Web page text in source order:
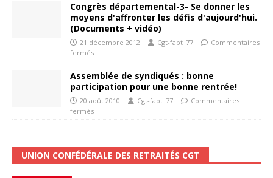
Congrès départemental-3- Se donner les
moyens d'affronter les défis d'aujourd'hui.
(Documents + vidéo)
21 décembre 2012 Cgt-fapt_77
Commentaires
fermés
Assemblée de syndiqués : bonne
participation pour une bonne rentrée!
20 août 2010 Cgt-fapt_77
Commentaires
fermés
UNION CONFÉDÉRALE DES RETRAITÉS CGT